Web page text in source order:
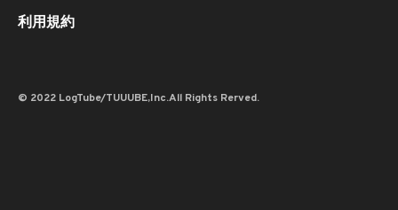
利用規約
© 2022 LogTube/TUUUBE,Inc.All Rights Rerved.